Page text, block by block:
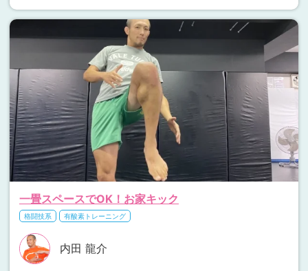
一畳スペースでOK！お家キック
格闘技系 有酸素トレーニング
内田 龍介